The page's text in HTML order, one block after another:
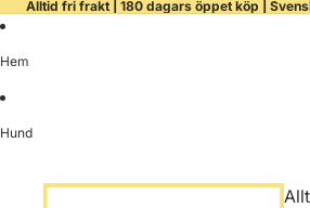
Alltid fri frakt | 180 dagars öppet köp |
Hem
Hund